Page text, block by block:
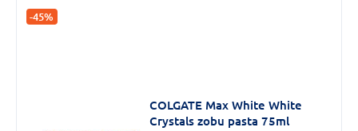
-45%
COLGATE Max White White
Crystals zobu pasta 75ml